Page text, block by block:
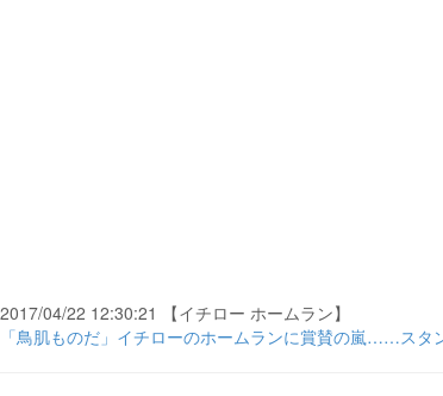
2017/04/22 12:30:21 【イチロー ホームラン】
「鳥肌ものだ」イチローのホームランに賞賛の嵐……スタ